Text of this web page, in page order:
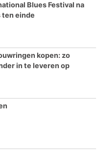
Blues Festival na
einde
kopen: zo
in te leveren op